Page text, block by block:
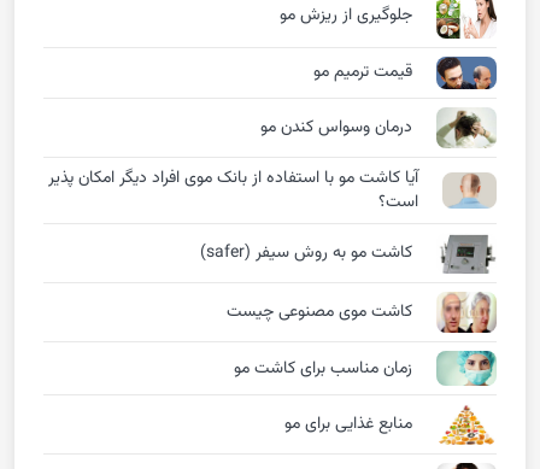
جلوگیری از ریزش مو
قیمت ترمیم مو
درمان وسواس کندن مو
آیا کاشت مو با استفاده از بانک موی افراد دیگر امکان پذیر
است؟
کاشت مو به روش سیفر (safer)
کاشت موی مصنوعی چیست
زمان مناسب برای کاشت مو
منابع غذایی برای مو